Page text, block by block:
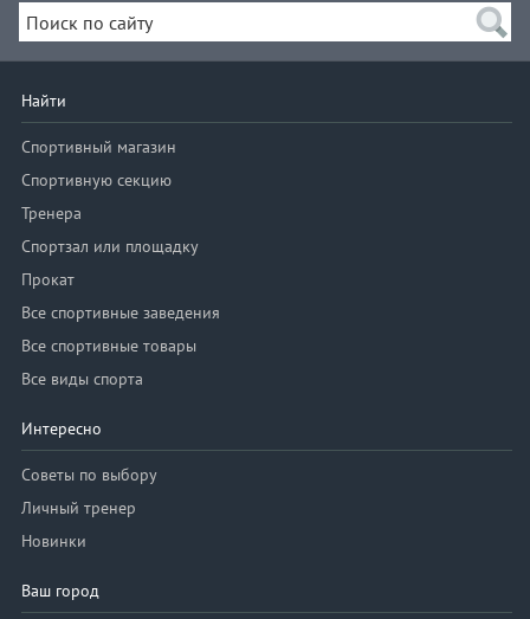
Найти
Спортивный магазин
Спортивную секцию
Тренера
Спортзал или площадку
Прокат
Все спортивные заведения
Все спортивные товары
Все виды спорта
Интересно
Советы по выбору
Личный тренер
Новинки
Ваш город